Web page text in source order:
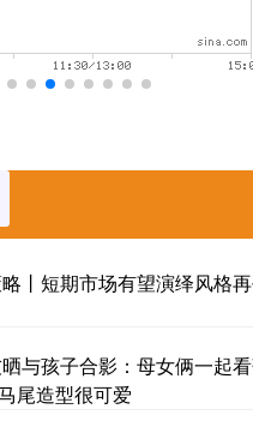
丨短期市场有望演绎风格
与孩子合影：母女俩一起
尾造型很可爱